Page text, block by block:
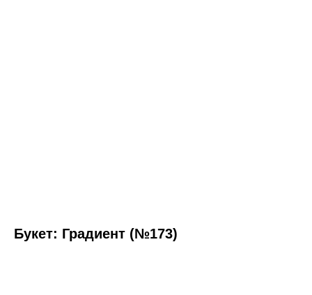
Букет: Градиент (№173)